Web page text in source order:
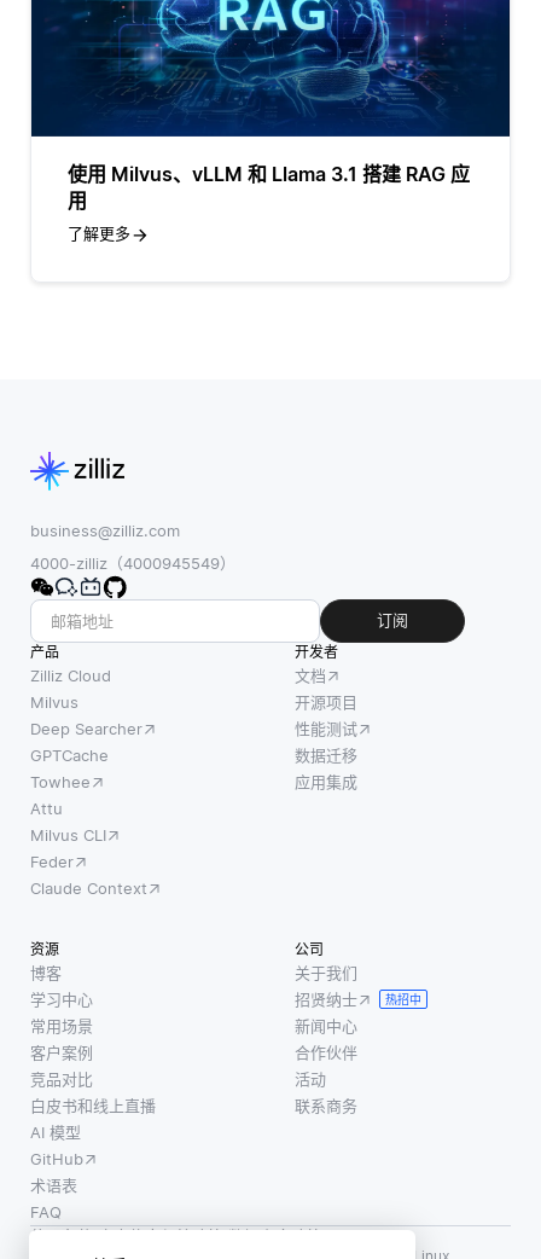
使用 Milvus、vLLM 和 Llama 3.1 搭建 RAG 应
用
了解更多
business@zilliz.com
4000-zilliz（4000945549）
订阅
产品
Zilliz Cloud
Milvus
Deep Searcher
GPTCache
Towhee
Attu
Milvus CLI
Feder
Claude Context
开发者
文档
开源项目
性能测试
数据迁移
应用集成
资源
博客
学习中心
常用场景
客户案例
竞品对比
白皮书和线上直播
AI 模型
GitHub
术语表
FAQ
公司
关于我们
招贤纳士
热招中
新闻中心
合作伙伴
活动
联系商务
使用条款·个人信息保护政策·数据安全政策